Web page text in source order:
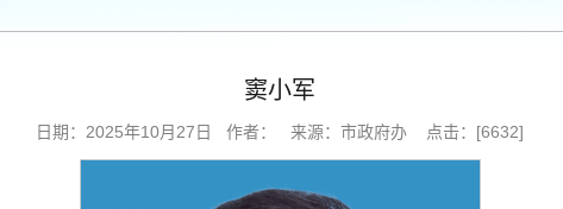
窦小军
日期：2025年10月27日 作者： 来源：市政府办 点击：[6632]